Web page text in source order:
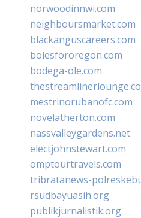
norwoodinnwi.com
neighboursmarket.com
blackanguscareers.com
bolesfororegon.com
bodega-ole.com
mestrinorubanofc.com
novelatherton.com
nassvalleygardens.net
electjohnstewart.com
omptourtravels.com
tribratanews-
rsudbayuasih.org
publikjurnalistik.org